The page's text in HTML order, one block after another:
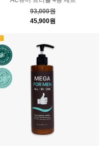
93,000원
45,900원